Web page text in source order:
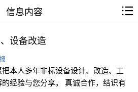
信息内容
设备改造
本人多年非标设备设计、改造、工
经验与您分享。 真诚合作，结识有